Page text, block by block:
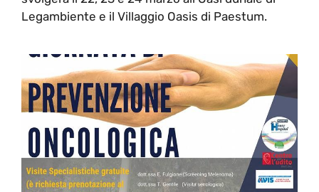
Legambiente e il Villaggio Oasis di Paestum.